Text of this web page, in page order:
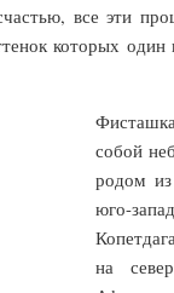
все эти
которых
собой
родом
юго-
на